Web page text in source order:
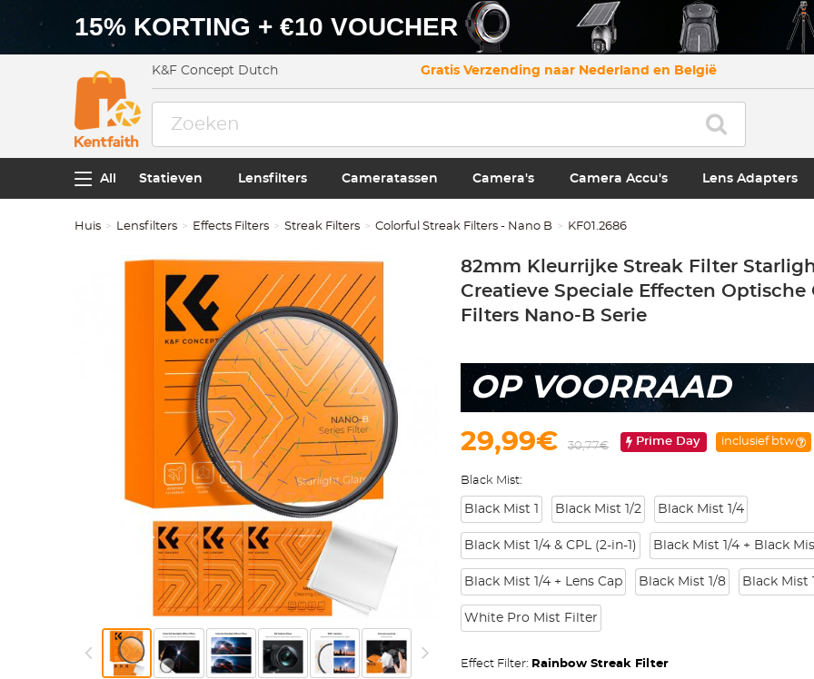
15% KORTING + €10 VOUCHER
K&F Concept Dutch Gratis Verzending naar Nederland en België
All Statieven Lensfilters Cameratassen Camera's Camera Accu's Lens Adapters
Huis Lensfilters Effects Filters Streak Filters Colorful Streak Filters - Nano B KF01.2686
82mm Kleurrijke Streak Filter
Creatieve Speciale Effecten Optische
Filters Nano-B Serie
OP VOORRAAD
29,99€ 30,77€ Prime Day inclusief btw
Black Mist:
Black Mist 1 Black Mist 1/2 Black Mist 1/4
Black Mist 1/4 & CPL (2-in-1) Black Mist 1/4 + Black
Black Mist 1/4 + Lens Cap Black Mist 1/8 Black Mist
White Pro Mist Filter
Effect Filter: Rainbow Streak Filter